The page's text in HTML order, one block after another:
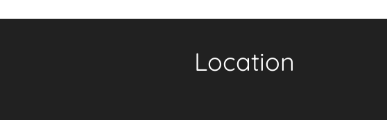
Location